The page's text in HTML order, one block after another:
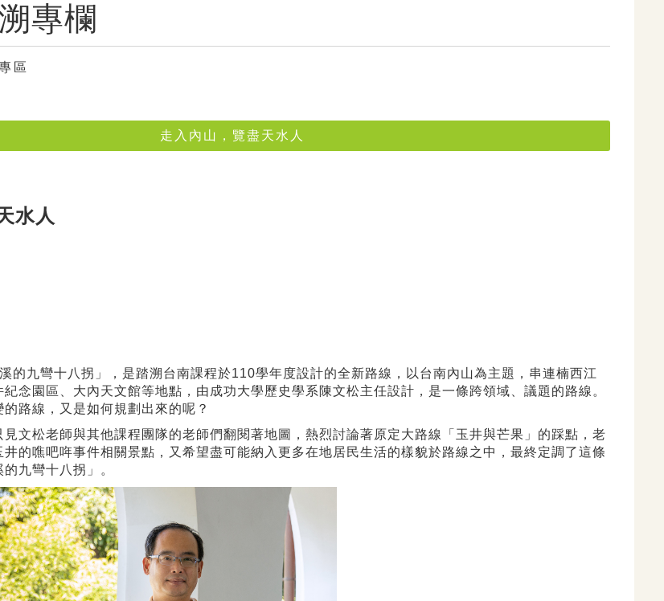
專欄
區
走入內山，覽盡天水人
水人
的九彎十八拐」，是踏溯台南課程於110學年度設計的全新路線，以台南內山為主題，串連楠西江
念園區、大內天文館等地點，由成功大學歷史學系陳文松主任設計，是一條跨領域、議題的路線。
路線，又是如何規劃出來的呢？
文松老師與其他課程團隊的老師們翻閱著地圖，熱烈討論著原定大路線「玉井與芒果」的踩點，老
的噍吧哖事件相關景點，又希望盡可能納入更多在地居民生活的樣貌於路線之中，最終定調了這條
九彎十八拐」。